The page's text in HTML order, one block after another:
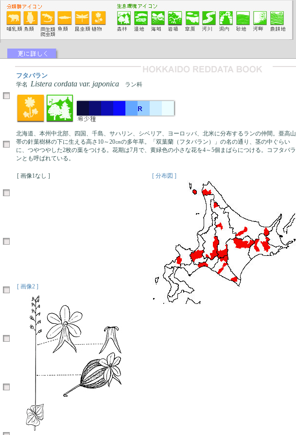
フタバラン
学名 Listera cordata var. japonica ラン科
北海道、本州中北部、四国、千島、サハリン、シベリア、ヨーロッパ、北米に分布するランの仲間。亜高山
帯の針葉樹林の下に生える高さ10～20㎝の多年草。「双葉蘭（フタバラン）」の名の通り、茎の中ぐらい
に、つやつやした2枚の葉をつける。花期は7月で、黄緑色の小さな花を4～5個まばらにつける。コフタバラ
ンとも呼ばれている。
[ 画像1なし ] [ 分布図 ]
[ 画像2 ]